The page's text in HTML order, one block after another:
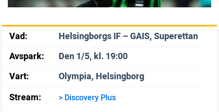
Vad:
Helsingborgs IF – GAIS, Superettan
Avspark:
Den 1/5, kl. 19:00
Vart:
Olympia, Helsingborg
Stream:
> Discovery Plus